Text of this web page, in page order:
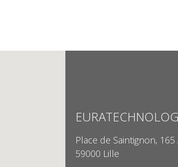
Place de Saintignon,
59000 Lille